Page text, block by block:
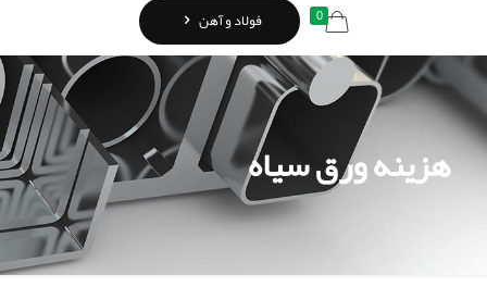
0 فولاد و آهن
هزینه ورق سیاه